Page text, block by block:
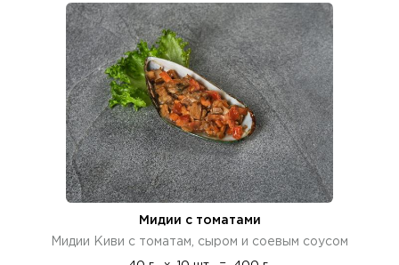
Мидии с томатами
Мидии Киви с томатам, сыром и соевым соусом